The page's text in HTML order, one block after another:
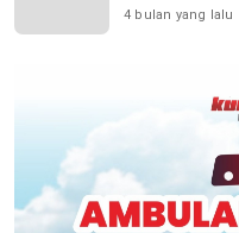
4 bulan yang lalu